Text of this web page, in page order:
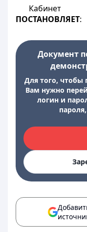
Кабинет
ПОСТАНОВЛЯЕТ:
Документ
Для того, чтобы
Вам нужно
логин и